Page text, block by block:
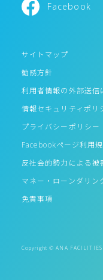
Facebook
サイトマップ
勧誘方針
利用者情報の外部送信
情報セキュリティポリ
プライバシーポリシー
Facebookページ利用
反社会的勢力による
マネー・ローンダリ
免責事項
Copyright © ANA FACILITIES